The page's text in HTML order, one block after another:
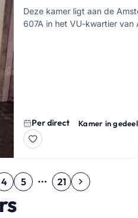
Deze kamer ligt aan de
607A in het VU-kwartier van
Per direct Kamer in
4 5 21